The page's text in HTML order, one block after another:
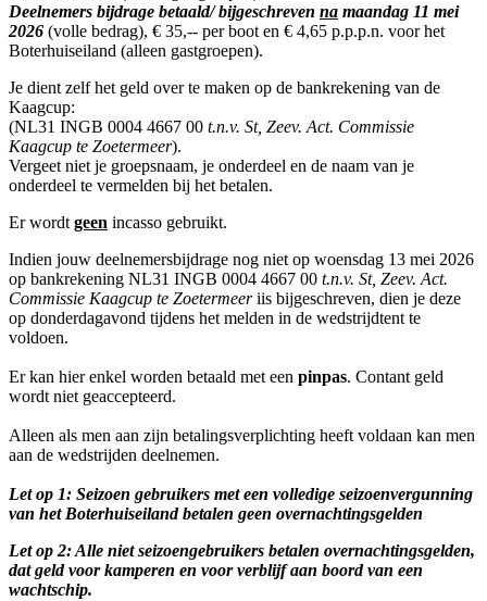
Deelnemers bijdrage betaald/ bijgeschreven na maandag 11 mei
2026 (volle bedrag), € 35,-- per boot en € 4,65 p.p.p.n. voor het
Boterhuiseiland (alleen gastgroepen).
Je dient zelf het geld over te maken op de bankrekening van de
Kaagcup:
(NL31 INGB 0004 4667 00 t.n.v. St, Zeev. Act. Commissie
Kaagcup te Zoetermeer).
Vergeet niet je groepsnaam, je onderdeel en de naam van je
onderdeel te vermelden bij het betalen.
Er wordt geen incasso gebruikt.
Indien jouw deelnemersbijdrage nog niet op woensdag 13 mei 2026
op bankrekening NL31 INGB 0004 4667 00 t.n.v. St, Zeev. Act.
Commissie Kaagcup te Zoetermeeriis bijgeschreven, dien je deze
op donderdagavond tijdens het melden in de wedstrijdtent te
voldoen.
Er kan hier enkel worden betaald met een pinpas. Contant geld
wordt niet geaccepteerd.
Alleen als men aan zijn betalingsverplichting heeft voldaan kan men
aan de wedstrijden deelnemen.
Let op 1: Seizoen gebruikers met een volledige seizoenvergunning
van het Boterhuiseiland betalen geen overnachtingsgelden
Let op 2: Alle niet seizoengebruikers betalen overnachtingsgelden,
dat geld voor kamperen en voor verblijf aan boord van een
wachtschip.